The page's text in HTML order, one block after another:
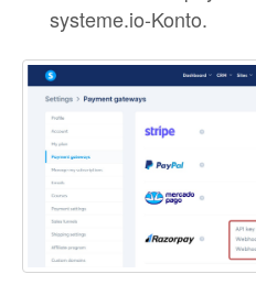
systeme.io-Konto.